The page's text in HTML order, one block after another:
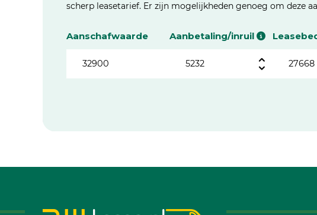
scherp leasetarief. Er zijn mogelijkheden genoeg om deze
Aanschafwaarde Aanbetaling/inruil